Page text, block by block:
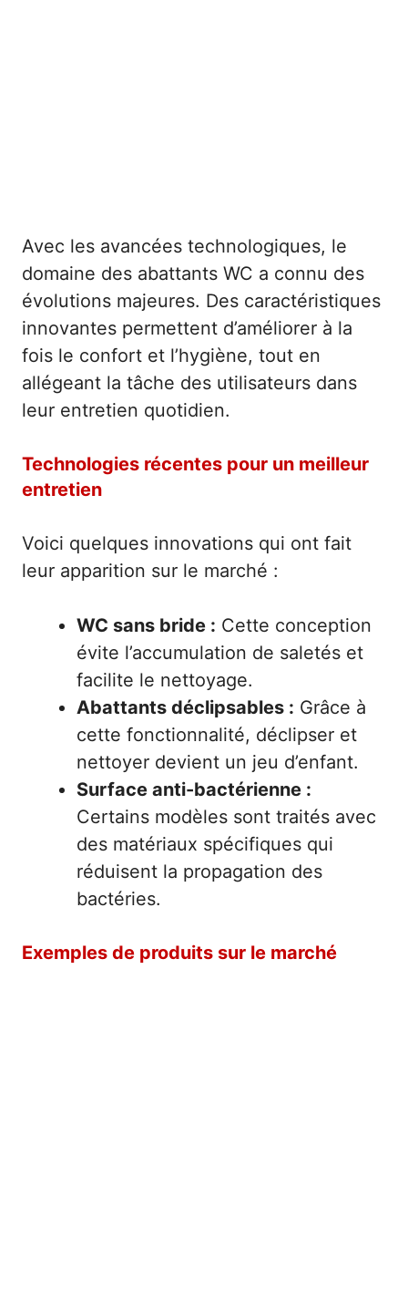
Avec les avancées technologiques, le
domaine des abattants WC a connu des
évolutions majeures. Des caractéristiques
innovantes permettent d’améliorer à la
fois le confort et l’hygiène, tout en
allégeant la tâche des utilisateurs dans
leur entretien quotidien.
Technologies récentes pour un meilleur
entretien
Voici quelques innovations qui ont fait
leur apparition sur le marché :
WC sans bride : Cette conception
évite l’accumulation de saletés et
facilite le nettoyage.
Abattants déclipsables : Grâce à
cette fonctionnalité, déclipser et
nettoyer devient un jeu d’enfant.
Surface anti-bactérienne :
Certains modèles sont traités avec
des matériaux spécifiques qui
réduisent la propagation des
bactéries.
Exemples de produits sur le marché